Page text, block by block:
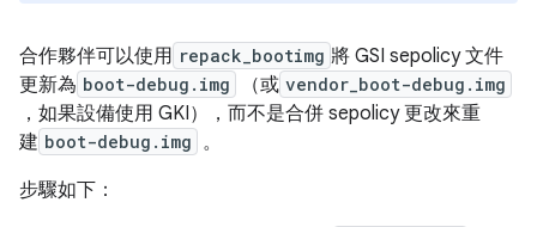
合作夥伴可以使用 repack_bootimg 將 GSI sepolicy 文件
更新為 boot-debug.img （或 vendor_boot-debug.img
，如果設備使用 GKI），而不是合併 sepolicy 更改來重
建 boot-debug.img 。
步驟如下：